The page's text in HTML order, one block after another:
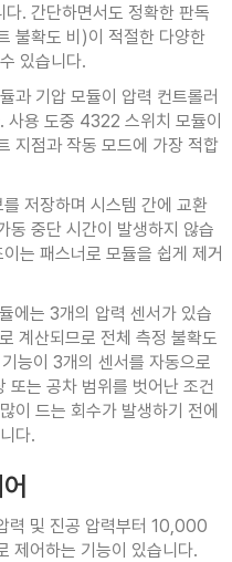
. 간단하면서도 정확한 판독
불확도 비)이 적절한 다양한
있습니다.
과 기압 모듈이 압력 컨트롤러
사용 도중 4322 스위치 모듈이
지점과 작동 모드에 가장 적합
저장하며 시스템 간에 교환
동 중단 시간이 발생하지 않습
는 패스너로 모듈을 쉽게 제거
에는 3개의 압력 센서가 있습
계산되므로 전체 측정 불확도
능이 3개의 센서를 자동으로
또는 공차 범위를 벗어난 조건
이 드는 회수가 발생하기 전에
다.
력 및 진공 압력부터 10,000
제어하는 기능이 있습니다.